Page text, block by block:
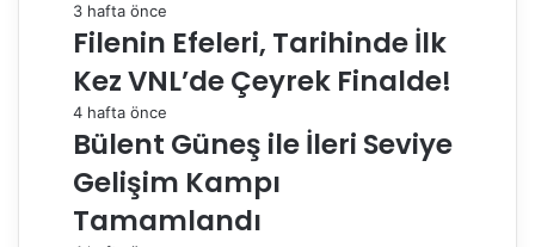
3 hafta önce
Filenin Efeleri, Tarihinde İlk
Kez VNL’de Çeyrek Finalde!
4 hafta önce
Bülent Güneş ile İleri Seviye
Gelişim Kampı
Tamamlandı